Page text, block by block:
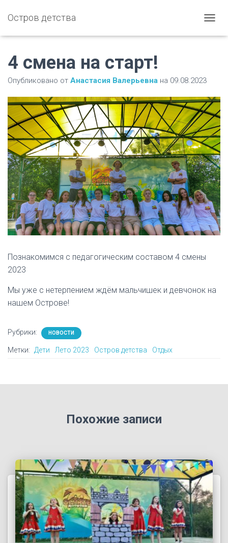
Остров детства
Е
И
Т
Ь
Н
А
В
И
Г
А
Ц
И
Ю
4 смена на старт!
Опубликовано от Анастасия Валерьевна на 09.08.2023
Познакомимся с педагогическим составом 4 смены
2023
Мы уже с нетерпением ждëм мальчишек и девчонок на
нашем Острове!
Рубрики: НОВОСТИ
Метки: Дети Лето 2023 Остров детства Отдых
Похожие записи